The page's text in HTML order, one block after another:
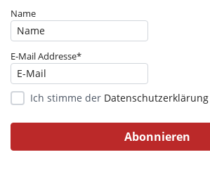
Name
E-Mail Addresse*
Ich stimme der Datenschutzerklärung